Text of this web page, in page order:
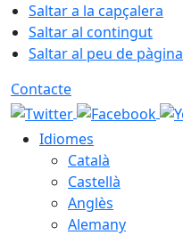
Saltar a la capçalera
Saltar al contingut
Saltar al peu de pàgina
Contacte
Idiomes
Català
Castellà
Anglès
Alemany